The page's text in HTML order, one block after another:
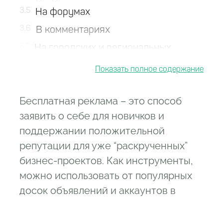
3.5 На форумах
В комментариях
На городских и региональных
3.10 На картах
3.11 В справочнике 2ГИС
3.12 В тематических каталогах
3.13 Через специальные сервисы
Сколько стоит реклама сайта в
Бесплатная реклама – это способ
заявить о себе для новичков и
поддержании положительной
репутации для уже “раскрученных”
бизнес-проектов. Как инструменты,
можно использовать от популярных
досок объявлений и аккаунтов в